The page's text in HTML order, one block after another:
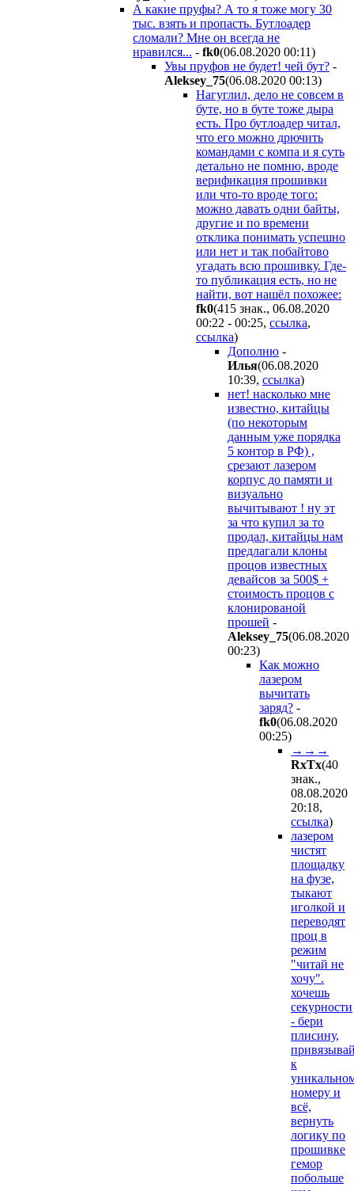
А какие пруфы? А то я тоже могу 30
тыс. взять и пропасть. Бутлоадер
сломали? Мне он всегда не
нравился... - fk0(06.08.2020 00:11)
Увы пруфов не будет! чей бут? -
Aleksey_75(06.08.2020 00:13)
Нагуглил, дело не совсем в
буте, но в буте тоже дыра
есть. Про бутлоадер читал,
что его можно дрючить
командами с компа и я суть
детально не помню, вроде
верификация прошивки
или что-то вроде того:
можно давать одни байты,
другие и по времени
отклика понимать успешно
или нет и так побайтово
угадать всю прошивку. Где-
то публикация есть, но не
найти, вот нашёл похожее:
fk0(415 знак., 06.08.2020
00:22 - 00:25, ссылка,
ссылка)
Дополню -
Илья(06.08.2020
10:39, ссылка)
нет! насколько мне
известно, китайцы
(по некоторым
данным уже порядка
5 контор в РФ) ,
срезают лазером
корпус до памяти и
визуально
вычитывают ! ну эт
за что купил за то
продал, китайцы нам
предлагали клоны
процов известных
девайсов за 500$ +
стоимость процов с
клонированой
прошей -
Aleksey_75(06.08.2020
00:23)
Как можно
лазером
вычитать
заряд? -
fk0(06.08.2020
00:25)
→→→
RxTx(40
знак.,
08.08.2020
20:18,
ссылка)
лазером
чистят
площадку
на фузе,
тыкают
иголкой и
переводят
проц в
режим
"читай не
хочу".
хочешь
секурности
- бери
плисину,
к
номеру и
всё,
вернуть
логику по
прошивке
гемор
побольше